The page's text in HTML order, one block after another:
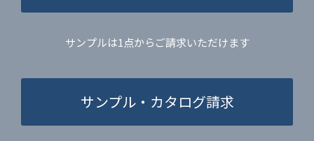
サンプルは1点からご請求いただけます
サンプル・カタログ請求